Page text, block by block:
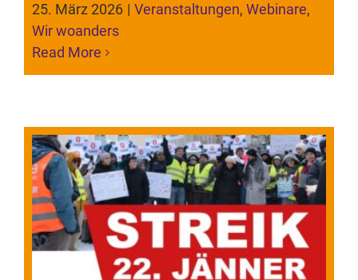
25. März 2026 | Veranstaltungen, Webinare,
Wir woanders
Read More